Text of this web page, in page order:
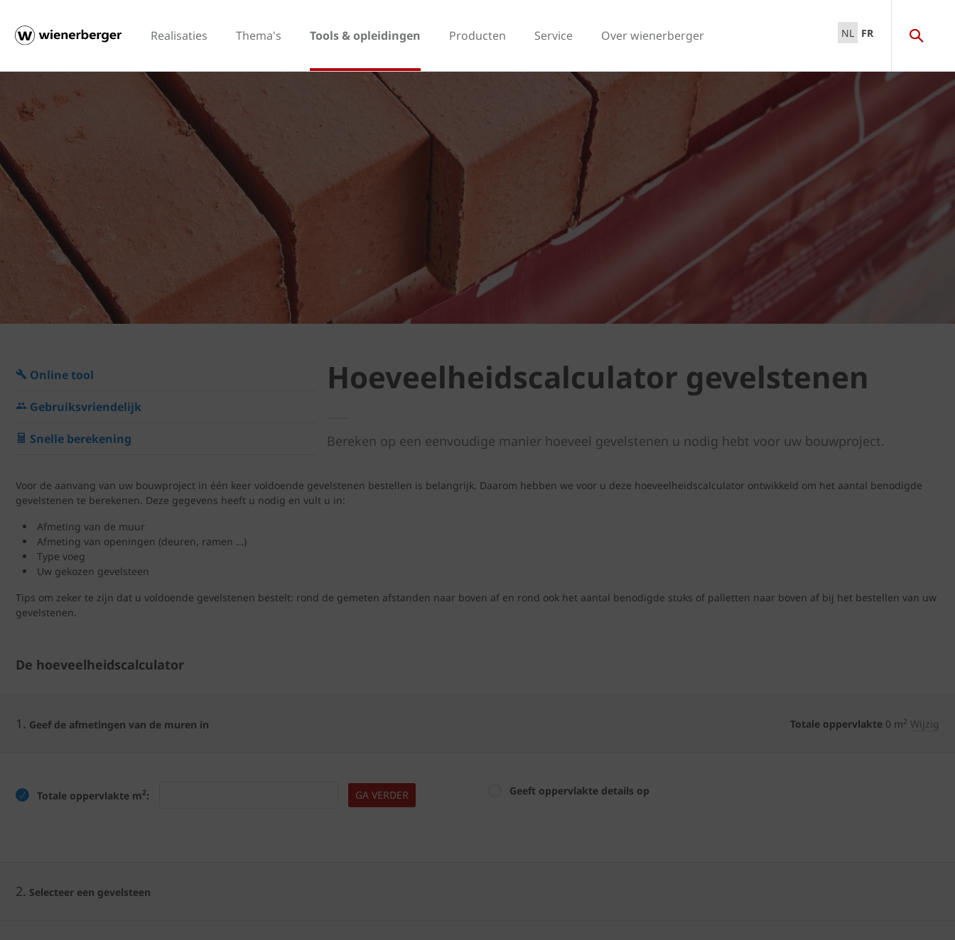
Realisaties Thema's Tools & opleidingen Producten Service Over wienerberger NL FR
Online tool
Gebruiksvriendelijk
Snelle berekening
Hoeveelheidscalculator gevelstenen
Bereken op een eenvoudige manier hoeveel gevelstenen u nodig hebt voor uw bouwproject.
Voor de aanvang van uw bouwproject in één keer voldoende gevelstenen bestellen is belangrijk. Daarom hebben we voor u deze hoeveelheidscalculator ontwikkeld om het aantal benodigde
gevelstenen te berekenen. Deze gegevens heeft u nodig en vult u in:
Afmeting van de muur
Afmeting van openingen (deuren, ramen …)
Type voeg
Uw gekozen gevelsteen
Tips om zeker te zijn dat u voldoende gevelstenen bestelt: rond de gemeten afstanden naar boven af en rond ook het aantal benodigde stuks of palletten naar boven af bij het bestellen van uw
gevelstenen.
De hoeveelheidscalculator
1. Geef de afmetingen van de muren in Totale oppervlakte 0 m2 Wijzig
Totale oppervlakte m2: GA VERDER Geeft oppervlakte details op
2. Selecteer een gevelsteen